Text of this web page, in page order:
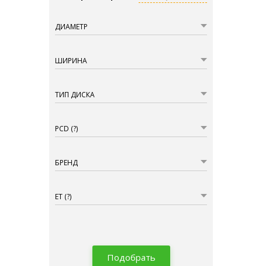
ДИАМЕТР
ШИРИНА
ТИП ДИСКА
PCD (?)
БРЕНД
ET (?)
Подобрать